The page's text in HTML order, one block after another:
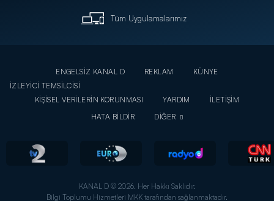
Tüm Uygulamalarımız
ENGELSİZ KANAL D REKLAM
KÜNYE
İZLEYİCİ TEMSİLCİSİ
KİŞİSEL VERİLERİN KORUNMASI
YARDIM
İLETİŞİM
HATA BİLDİR
DİĞER
KANAL D © 2026. Her Hakkı Saklıdır.
Bilgi Toplumu Hizmetleri MKK tarafından sağlanmaktadır.